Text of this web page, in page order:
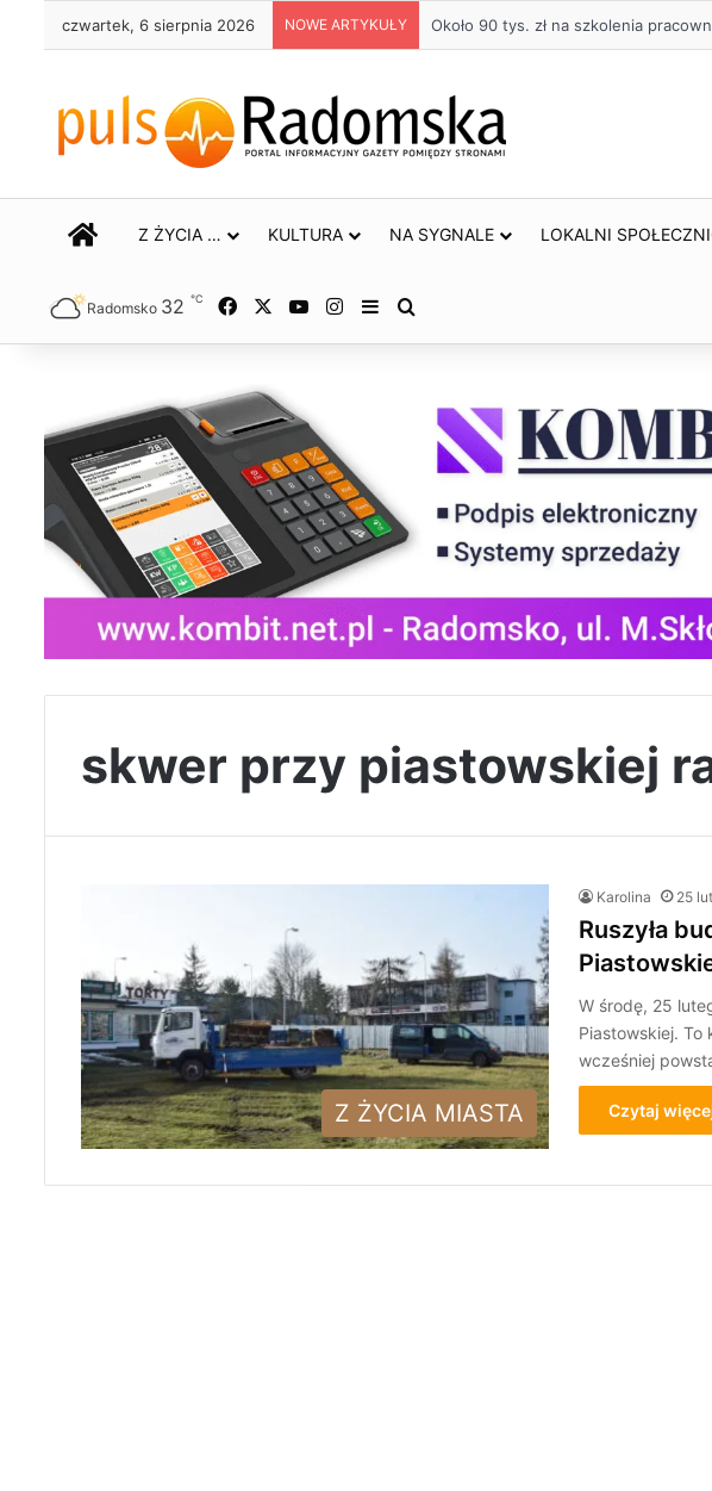
czwartek, 6 sierpnia 2026 NOWE ARTYKUŁY Około 90 tys. zł na szkolenia
STRONA GŁÓWNA
Z ŻYCIA … KULTURA NA SYGNALE LOKALNI
Radomsko 32 ℃ Facebook YouTubeInstagram
Sidebar
skwer przy piastowskiej
Z ŻYCIA MIASTA
Karolina 25
Ruszyła
W środę, 25
Piastowskiej. To
wcześniej
Czytaj